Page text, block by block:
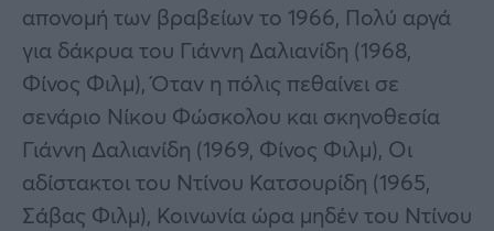
απονομή των βραβείων το 1966, Πολύ αργά
για δάκρυα του Γιάννη Δαλιανίδη (1968,
Φίνος Φιλμ), Όταν η πόλις πεθαίνει σε
σενάριο Νίκου Φώσκολου και σκηνοθεσία
Γιάννη Δαλιανίδη (1969, Φίνος Φιλμ), Οι
αδίστακτοι του Ντίνου Κατσουρίδη (1965,
Σάβας Φιλμ), Κοινωνία ώρα μηδέν του Ντίνου